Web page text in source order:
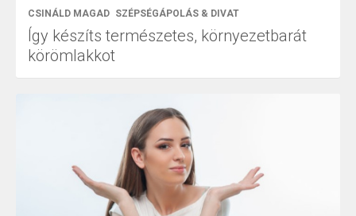
CSINÁLD MAGAD SZÉPSÉGÁPOLÁS & DIVAT
Így készíts természetes, környezetbarát
körömlakkot